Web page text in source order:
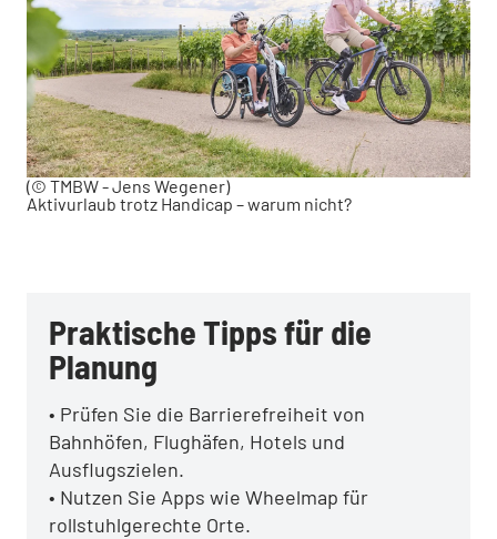
(© TMBW - Jens Wegener)
Aktivurlaub trotz Handicap – warum nicht?
Praktische Tipps für die
Planung
• Prüfen Sie die Barrierefreiheit von
Bahnhöfen, Flughäfen, Hotels und
Ausflugszielen.
• Nutzen Sie Apps wie Wheelmap für
rollstuhlgerechte Orte.